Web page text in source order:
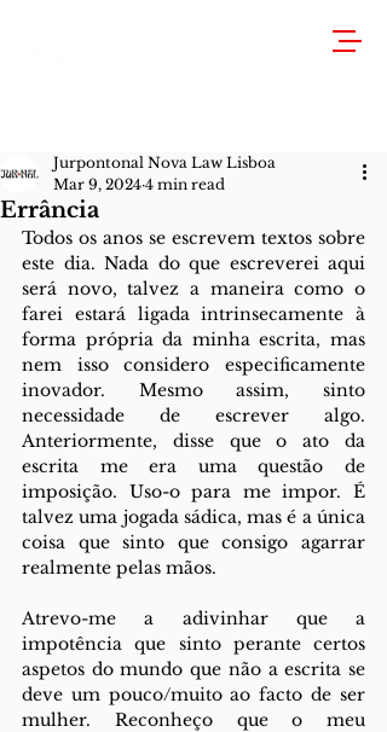
Errância
Jurpontonal Nova Law Lisboa
Mar 9, 2024 4 min read
Todos os anos se escrevem textos sobre
este dia. Nada do que escreverei aqui
será novo, talvez a maneira como o
farei estará ligada intrinsecamente à
forma própria da minha escrita, mas
nem isso considero especificamente
inovador. Mesmo assim, sinto
necessidade de escrever algo.
Anteriormente, disse que o ato da
escrita me era uma questão de
imposição. Uso-o para me impor. É
talvez uma jogada sádica, mas é a única
coisa que sinto que consigo agarrar
realmente pelas mãos.
Atrevo-me a adivinhar que a
impotência que sinto perante certos
aspetos do mundo que não a escrita se
deve um pouco/muito ao facto de ser
mulher. Reconheço que o meu